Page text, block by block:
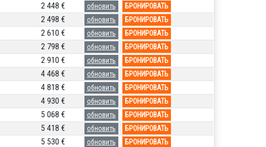
2 448 € обновить БРОНИРОВАТЬ
2 498 € обновить БРОНИРОВАТЬ
2 610 € обновить БРОНИРОВАТЬ
2 798 € обновить БРОНИРОВАТЬ
2 910 € обновить БРОНИРОВАТЬ
4 468 € обновить БРОНИРОВАТЬ
4 818 € обновить БРОНИРОВАТЬ
4 930 € обновить БРОНИРОВАТЬ
5 068 € обновить БРОНИРОВАТЬ
5 418 € обновить БРОНИРОВАТЬ
5 530 € обновить БРОНИРОВАТЬ